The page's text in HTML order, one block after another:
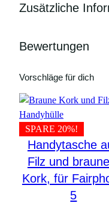
Zusätzliche
Bewertungen
Vorschläge für dich
SPARE 20%!
Handytasche
Filz und
Kork, für
5